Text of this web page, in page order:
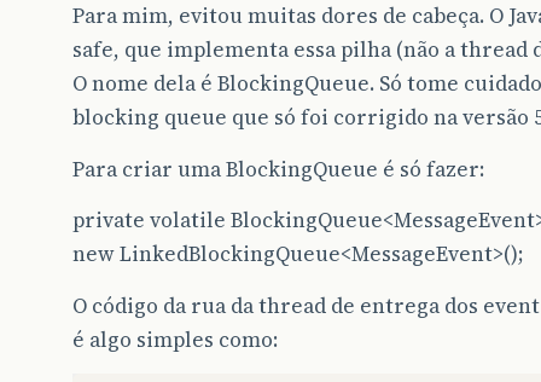
Para mim, evitou muitas dores de cabeça. O
safe, que implementa essa pilha (não a thread
O nome dela é BlockingQueue. Só tome
blocking queue que só foi corrigido na versão
Para criar uma BlockingQueue é só fazer:
private volatile
new LinkedBlockingQueue<MessageEvent>();
O código da rua da thread de entrega dos
é algo simples como: